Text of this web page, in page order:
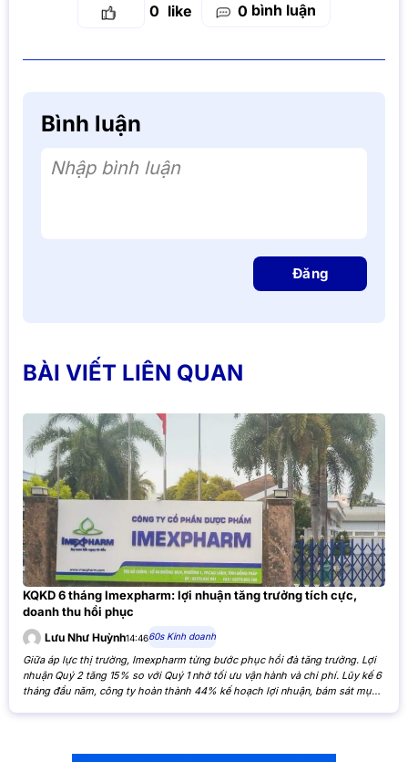
0
0 bình luận
Bình luận
Nhập bình luận
Đăng
BÀI VIẾT LIÊN QUAN
KQKD 6 tháng Imexpharm: lợi nhuận tăng trưởng tích cực,
doanh thu hồi phục
Lưu Như Huỳnh14:4660s Kinh doanh
Giữa áp lực thị trường, Imexpharm từng bước phục hồi đà tăng trưởng. Lợi
nhuận Quý 2 tăng 15% so với Quý 1 nhờ tối ưu vận hành và chi phí. Lũy kế 6
tháng đầu năm, công ty hoàn thành 44% kế hoạch lợi nhuận, bám sát mục